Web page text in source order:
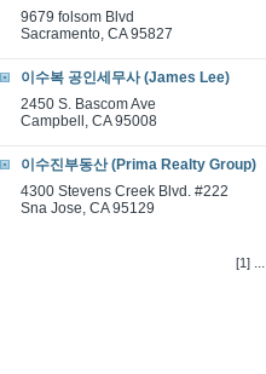
9679 folsom Blvd
Sacramento, CA 95827
이수복 공인세무사 (James Lee)
2450 S. Bascom Ave
Campbell, CA 95008
이수진부동산 (Prima Realty Group)
4300 Stevens Creek Blvd. #222
Sna Jose, CA 95129
[1] ...